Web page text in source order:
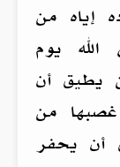
إياه من
يوم
يطيق أن
من
أن يحفر